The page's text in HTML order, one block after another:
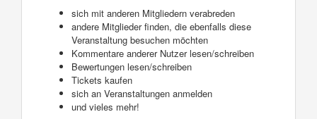
sich mit anderen Mitgliedern verabreden
andere Mitglieder finden, die ebenfalls diese
Veranstaltung besuchen möchten
Kommentare anderer Nutzer lesen/schreiben
Bewertungen lesen/schreiben
Tickets kaufen
sich an Veranstaltungen anmelden
und vieles mehr!